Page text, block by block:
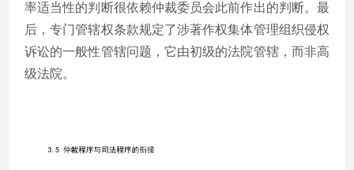
率适当性的判断很依赖仲裁委员会此前作出的判断。最
后，专门管辖权条款规定了涉著作权集体管理组织侵权
诉讼的一般性管辖问题，它由初级的法院管辖，而非高
级法院。